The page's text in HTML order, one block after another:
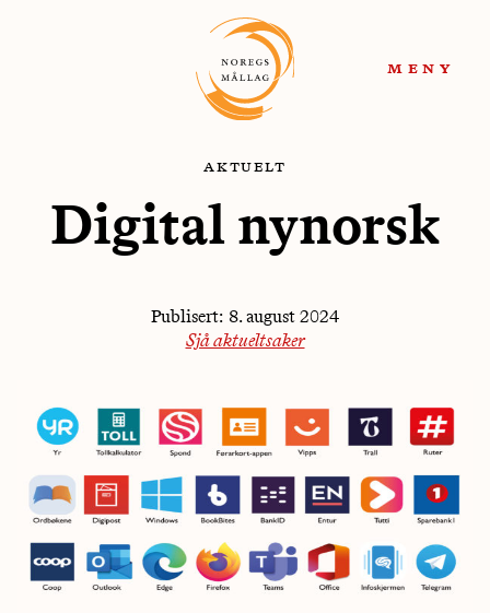
meny
aktuelt
Digital nynorsk
Publisert: 8. august 2024
Sjå aktueltsaker